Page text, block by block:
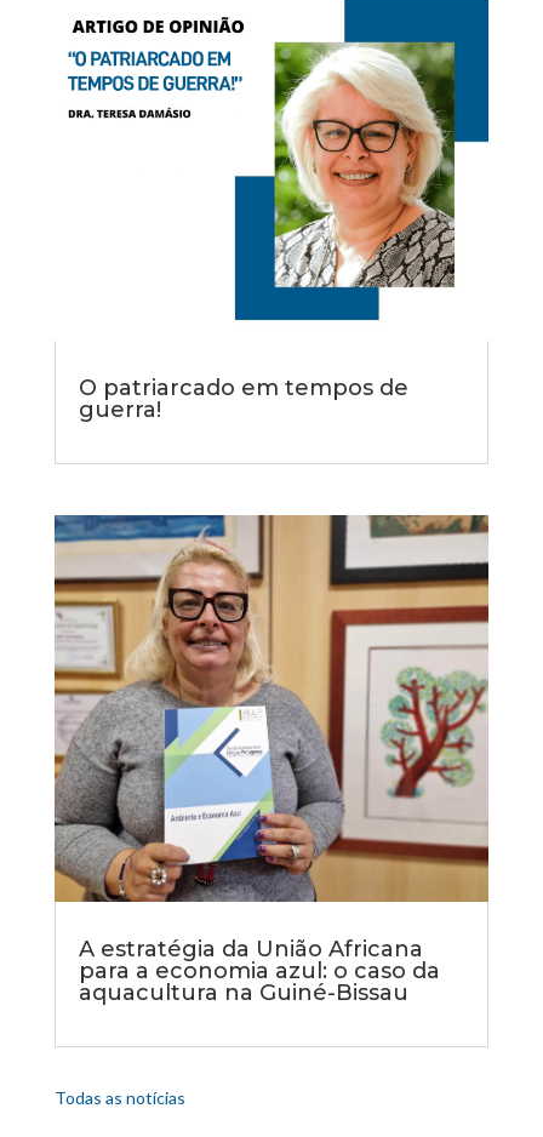
O patriarcado em tempos de
guerra!
A estratégia da União Africana
para a economia azul: o caso da
aquacultura na Guiné-Bissau
Todas as notícias